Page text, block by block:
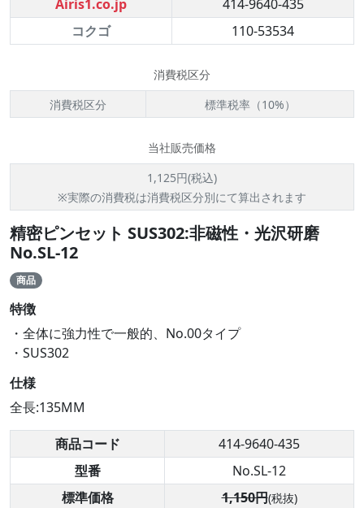
Airis1.co.jp
414-9640-435
コクゴ
110-53534
消費税区分
消費税区分
標準税率（10%）
当社販売価格
1,125円(税込)
※実際の消費税は消費税区分別にて算出されます
精密ピンセット SUS302:非磁性・光沢研磨
No.SL-12
商品
特徴
・全体に強力性で一般的、No.00タイプ
・SUS302
仕様
全長:135MM
商品コード
414-9640-435
型番
No.SL-12
標準価格
1,150円(税抜)